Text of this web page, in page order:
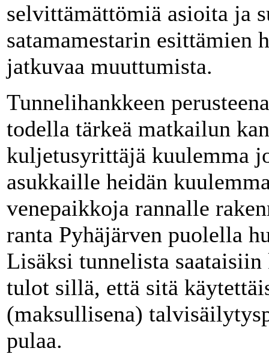
selvittämättömiä asioita ja
satamamestarin esittämien
jatkuvaa muuttumista.
Tunnelihankkeen
todella tärkeä matkailun
kuljetusyrittäjä kuulemma
asukkaille heidän
venepaikkoja rannalle
ranta Pyhäjärven puolella
Lisäksi tunnelista
tulot sillä, että sitä
(maksullisena)
pulaa.